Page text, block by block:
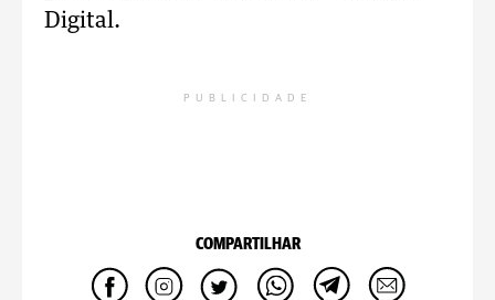
Digital.
PUBLICIDADE
COMPARTILHAR